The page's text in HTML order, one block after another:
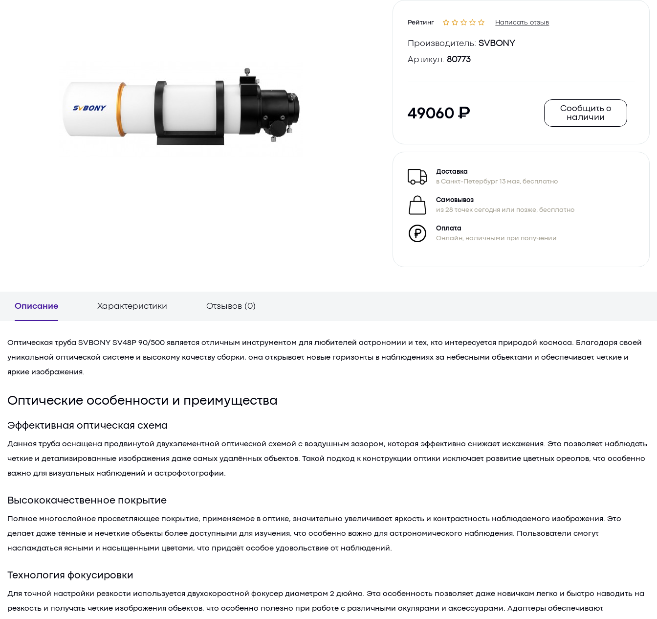
Рейтинг Написать отзыв
Производитель: SVBONY
Артикул: 80773
49060
Сообщить о
наличии
Доставка
в Санкт-Петербург 13 мая, бесплатно
Самовывоз
из 28 точек сегодня или позже, бесплатно
Оплата
Онлайн, наличными при получении
Описание Характеристики Отзывов (0)
Оптическая труба SVBONY SV48P 90/500 является отличным инструментом для любителей астрономии и тех, кто интересуется природой космоса. Благодаря своей
уникальной оптической системе и высокому качеству сборки, она открывает новые горизонты в наблюдениях за небесными объектами и обеспечивает четкие и
яркие изображения.
Оптические особенности и преимущества
Эффективная оптическая схема
Данная труба оснащена продвинутой двухэлементной оптической схемой с воздушным зазором, которая эффективно снижает искажения. Это позволяет наблюдать
четкие и детализированные изображения даже самых удалённых объектов. Такой подход к конструкции оптики исключает развитие цветных ореолов, что особенно
важно для визуальных наблюдений и астрофотографии.
Высококачественное покрытие
Полное многослойное просветляющее покрытие, применяемое в оптике, значительно увеличивает яркость и контрастность наблюдаемого изображения. Это
делает даже тёмные и нечеткие объекты более доступными для изучения, что особенно важно для астрономического наблюдения. Пользователи смогут
наслаждаться ясными и насыщенными цветами, что придаёт особое удовольствие от наблюдений.
Технология фокусировки
Для точной настройки резкости используется двухскоростной фокусер диаметром 2 дюйма. Эта особенность позволяет даже новичкам легко и быстро наводить на
резкость и получать четкие изображения объектов, что особенно полезно при работе с различными окулярами и аксессуарами. Адаптеры обеспечивают